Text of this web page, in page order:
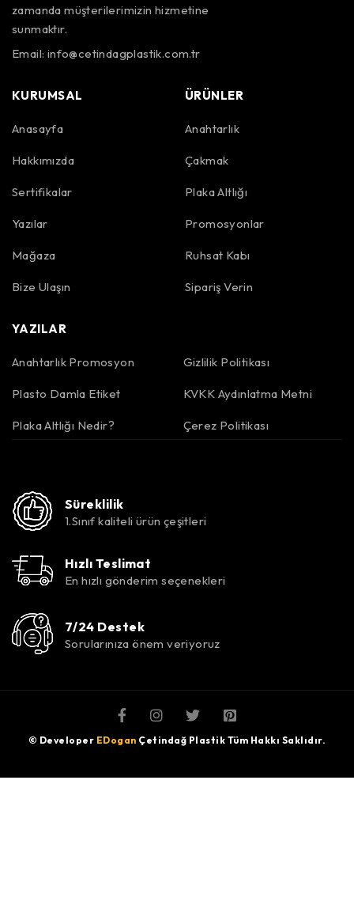
zamanda müşterilerimizin hizmetine
sunmaktır.
Email: info@cetindagplastik.com.tr
KURUMSAL
Anasayfa
Hakkımızda
Sertifikalar
Yazılar
Mağaza
Bize Ulaşın
ÜRÜNLER
Anahtarlık
Çakmak
Plaka Altlığı
Promosyonlar
Ruhsat Kabı
Sipariş Verin
YAZILAR
Anahtarlık Promosyon
Plasto Damla Etiket
Plaka Altlığı Nedir?
Gizlilik Politikası
KVKK Aydınlatma Metni
Çerez Politikası
Süreklilik
1.Sınıf kaliteli ürün çeşitleri
Hızlı Teslimat
En hızlı gönderim seçenekleri
7/24 Destek
Sorularınıza önem veriyoruz
© Developer EDogan Çetindağ Plastik Tüm Hakkı Saklıdır.